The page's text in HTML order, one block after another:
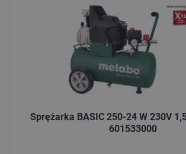
Sprężarka BASIC 250-24 W 230V
601533000